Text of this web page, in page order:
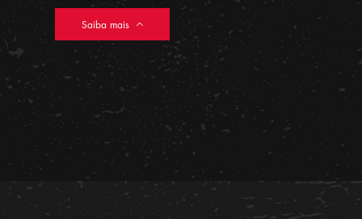
Saiba mais